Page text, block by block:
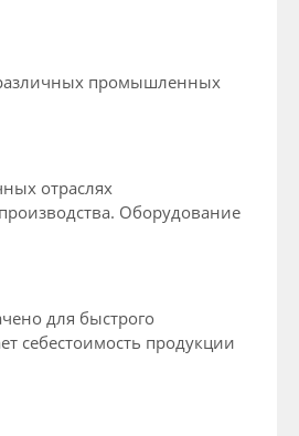
различных промышленных
отраслях
Оборудование
для быстрого
себестоимость продукции